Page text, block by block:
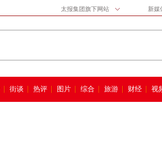
太报集团旗下网站 新媒
街谈 热评 图片 综合 旅游 财经 视